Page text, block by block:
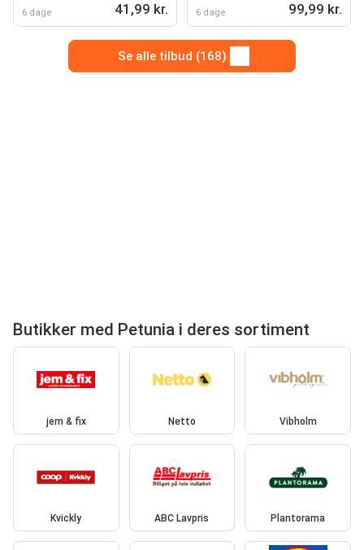
6 dage 41,99 kr. 6 dage 99,99 kr.
Se alle tilbud (168)
Butikker med Petunia i deres sortiment
jem & fix Netto Vibholm
Kvickly ABC Lavpris Plantorama